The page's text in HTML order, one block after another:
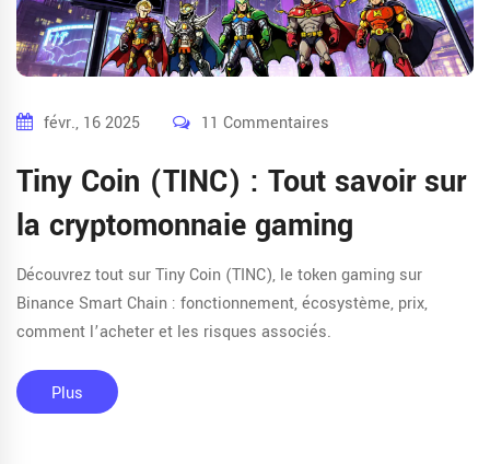
févr., 16 2025 11 Commentaires
Tiny Coin (TINC) : Tout savoir sur
la cryptomonnaie gaming
Découvrez tout sur Tiny Coin (TINC), le token gaming sur
Binance Smart Chain : fonctionnement, écosystème, prix,
comment l’acheter et les risques associés.
Plus